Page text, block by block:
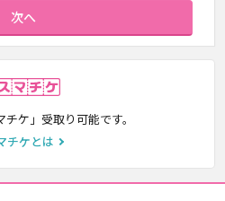
次へ
ケ」受取り可能です。
チケとは